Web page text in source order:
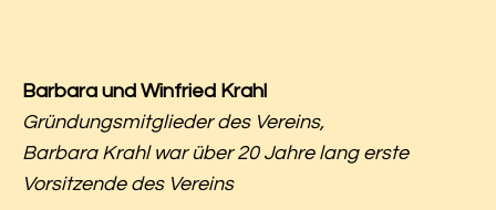
Barbara und Winfried Krahl
Gründungsmitglieder des Vereins,
Barbara Krahl war über 20 Jahre lang erste
Vorsitzende des Vereins